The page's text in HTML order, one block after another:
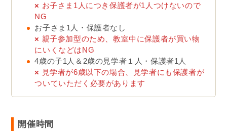
× お子さま1人につき保護者が1人つけないので
NG
お子さま1人・保護者なし
× 親子参加型のため、教室中に保護者が買い物
にいくなどはNG
4歳の子1人＆2歳の見学者１人・保護者1人
× 見学者が6歳以下の場合、見学者にも保護者が
ついていただく必要があります
開催時間